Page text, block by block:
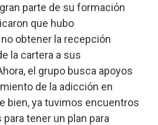
parte de su formación
que hubo
obtener la recepción
la cartera a sus
el grupo busca apoyos
de la adicción en
bien, ya tuvimos encuentros
tener un plan para